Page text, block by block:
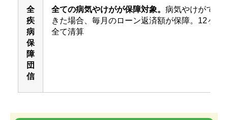
全
疾
病
保
障
団
信
全ての病気やけがが保障対象。 病気やけがで就
きた場合、毎月のローン返済額が保障。12ヶ
全て清算